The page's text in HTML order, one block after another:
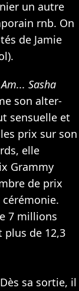
un autre
rnb. On
de Jamie
Sasha
son alter-
sensuelle et
prix sur son
elle
Grammy
de prix
7 millions
plus de 12,3
sa sortie, il